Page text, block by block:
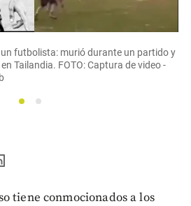
un futbolista: murió durante un partido y
Tailandia. FOTO: Captura de video -
1
2
tiene conmocionados a los